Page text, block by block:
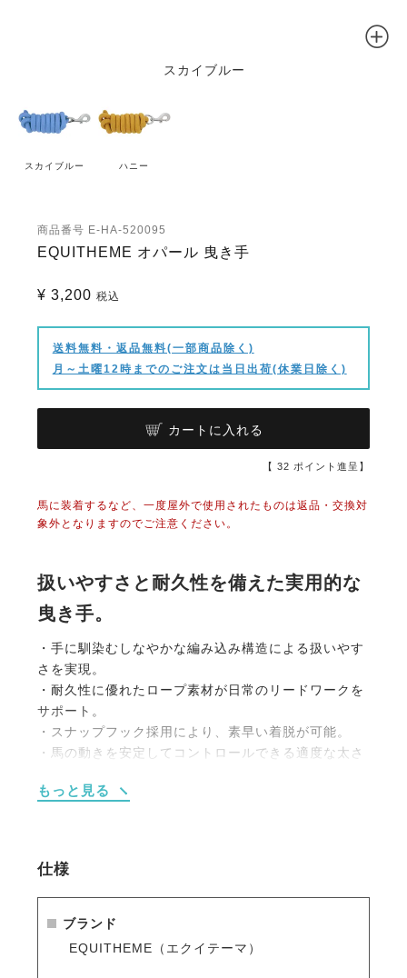
スカイブルー
スカイブルー ハニー
商品番号 E-HA-520095
EQUITHEME オパール 曳き手
¥ 3,200 税込
送料無料・返品無料(一部商品除く)
月～土曜12時までのご注文は当日出荷(休業日除く)
カートに入れる
【 32 ポイント進呈】
馬に装着するなど、一度屋外で使用されたものは返品・交換対
象外となりますのでご注意ください。
扱いやすさと耐久性を備えた実用的な
曳き手。
・手に馴染むしなやかな編み込み構造による扱いやす
さを実現。
・耐久性に優れたロープ素材が日常のリードワークを
サポート。
・スナップフック採用により、素早い着脱が可能。
・馬の動きを安定してコントロールできる適度な太さ
・ねじれにくい編み込み設計が、スムーズな操作性を
のでお早めのご注文をお勧めします。
人気商品はすぐに完売となりますので、新商品をいち
早くご案内している
ださい。
もっと見る
仕様
ブランド
EQUITHEME（エクイテーマ）